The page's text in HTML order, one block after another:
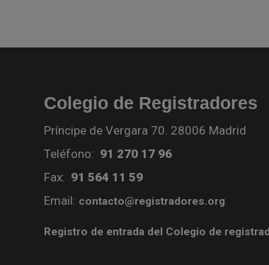
Colegio de Registradores
Príncipe de Vergara 70. 28006 Madrid
Teléfono: 91 270 17 96
Fax: 91 564 11 59
Email: contacto@registradores.org
Registro de entrada del Colegio de